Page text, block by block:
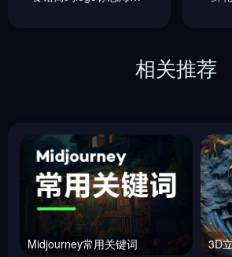
相关推荐
Midjourney常用关键词